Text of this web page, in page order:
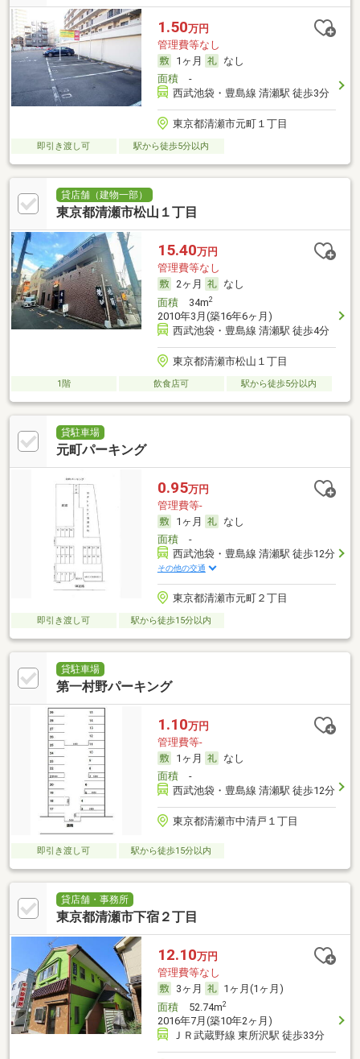
1.50万円
管理費等なし
1ヶ月
なし
面積-
西武池袋・豊島線 清瀬駅 徒歩3分
東京都清瀬市元町１丁目
即引き渡し可 駅から徒歩5分以内
貸店舗（建物一部）
東京都清瀬市松山１丁目
15.40万円
管理費等なし
2ヶ月
なし
面積34m2
2010年3月(築16年6ヶ月)
西武池袋・豊島線 清瀬駅 徒歩4分
東京都清瀬市松山１丁目
1階 飲食店可 駅から徒歩5分以内
貸駐車場
元町パーキング
0.95万円
管理費等-
1ヶ月
なし
面積-
西武池袋・豊島線 清瀬駅 徒歩12分
その他の交通
東京都清瀬市元町２丁目
即引き渡し可 駅から徒歩15分以内
貸駐車場
第一村野パーキング
1.10万円
管理費等-
1ヶ月
なし
面積-
西武池袋・豊島線 清瀬駅 徒歩12分
東京都清瀬市中清戸１丁目
即引き渡し可 駅から徒歩15分以内
貸店舗・事務所
東京都清瀬市下宿２丁目
12.10万円
管理費等なし
3ヶ月
1ヶ月(1ヶ月)
面積52.74m2
2016年7月(築10年2ヶ月)
ＪＲ武蔵野線 東所沢駅 徒歩33分